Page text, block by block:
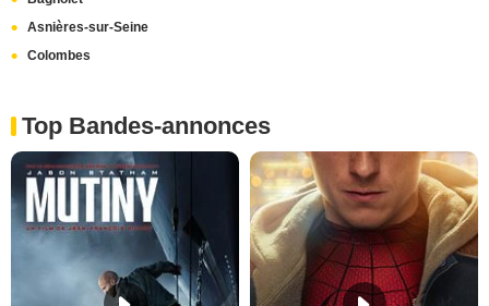
Asnières-sur-Seine
Colombes
Top Bandes-annonces